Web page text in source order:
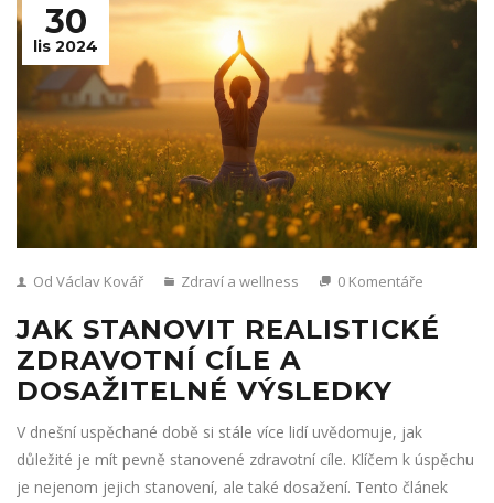
30
lis 2024
Od Václav Kovář Zdraví a wellness 0 Komentáře
JAK STANOVIT REALISTICKÉ
ZDRAVOTNÍ CÍLE A
DOSAŽITELNÉ VÝSLEDKY
V dnešní uspěchané době si stále více lidí uvědomuje, jak
důležité je mít pevně stanovené zdravotní cíle. Klíčem k úspěchu
je nejenom jejich stanovení, ale také dosažení. Tento článek